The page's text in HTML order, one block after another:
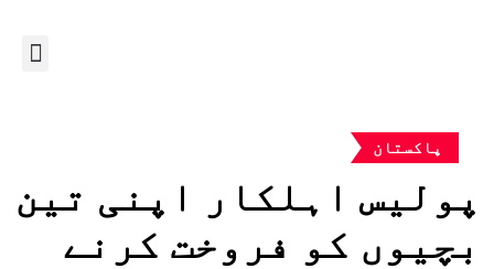
پاکستان
پولیس اہلکار اپنی تین
بچیوں کو فروخت کرنے